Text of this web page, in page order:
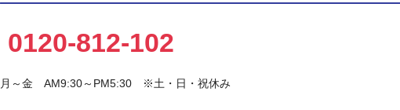
0120-812-102
月～金 AM9:30～PM5:30 ※土・日・祝休み